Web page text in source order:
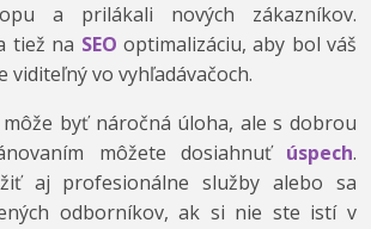
a prilákali nových zákazníkov.
tiež na SEO optimalizáciu, aby bol váš
viditeľný vo vyhľadávačoch.
byť náročná úloha, ale s dobrou
môžete dosiahnuť úspech.
aj profesionálne služby alebo sa
odborníkov, ak si nie ste istí v